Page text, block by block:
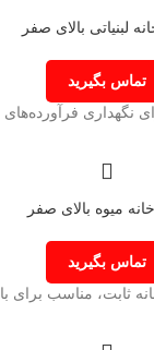
لبنیاتی بالای صفر
تماس بگیرید
نگهداری
میوه بالای صفر
تماس بگیرید
ثابت، مناسب برای